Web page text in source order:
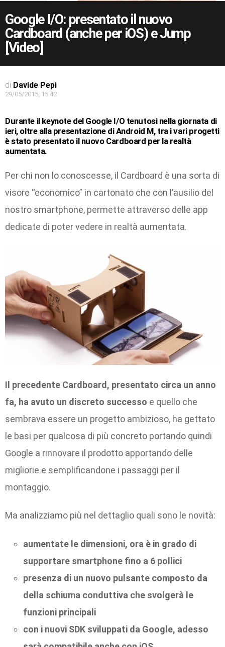
Google I/O: presentato il nuovo
Cardboard (anche per iOS) e Jump
[Video]
di Davide Pepi
29/05/2015, 15:42
Durante il keynote del Google I/O tenutosi nella giornata di
ieri, oltre alla presentazione di Android M, tra i vari progetti
è stato presentato il nuovo Cardboard per la realtà
aumentata.
Per chi non lo conoscesse, il Cardboard è una sorta di
visore “economico” in cartonato che con l’ausilio del
nostro smartphone, permette attraverso delle app
dedicate di poter vedere in realtà aumentata.
Il precedente Cardboard, presentato circa un anno
fa, ha avuto un discreto successo e quello che
sembrava essere un progetto ambizioso, ha gettato
le basi per qualcosa di più concreto portando quindi
Google a rinnovare il prodotto apportando delle
migliorie e semplificandone i passaggi per il
montaggio.
Ma analizziamo più nel dettaglio quali sono le novità:
aumentate le dimensioni, ora è in grado di
supportare smartphone fino a 6 pollici
presenza di un nuovo pulsante composto da
della schiuma conduttiva che svolgerà le
funzioni principali
con i nuovi SDK sviluppati da Google, adesso